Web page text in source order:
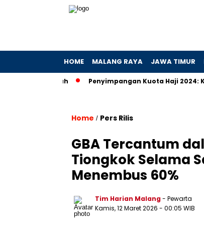
HOME MALANG RAYA JAWA TIMUR
Penyimpangan Kuota Haji 2024: KPK
Home / Pers Rilis
GBA Tercantum
Tiongkok Selama
Menembus 60%
Tim Harian Malang- Pewarta
Kamis, 12 Maret 2026 - 00:05 WIB